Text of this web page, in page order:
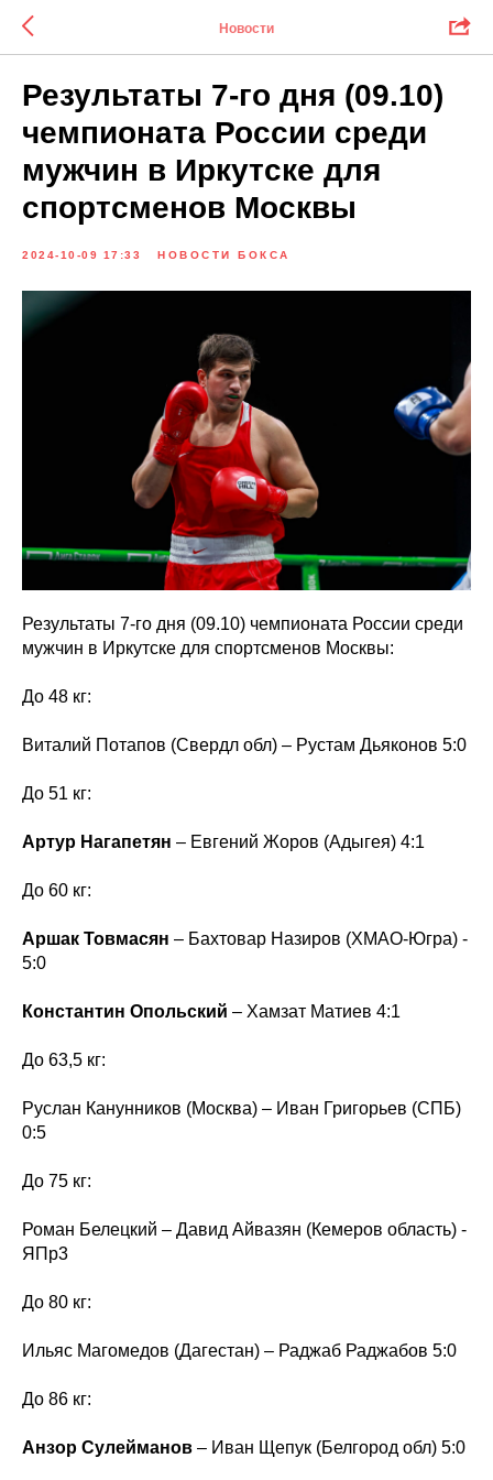
Новости
Результаты 7-го дня (09.10)
чемпионата России среди
мужчин в Иркутске для
спортсменов Москвы
2024-10-09 17:33 НОВОСТИ БОКСА
Результаты 7-го дня (09.10) чемпионата России среди
мужчин в Иркутске для спортсменов Москвы:
До 48 кг:
Виталий Потапов (Свердл обл) – Рустам Дьяконов 5:0
До 51 кг:
Артур Нагапетян – Евгений Жоров (Адыгея) 4:1
До 60 кг:
Аршак Товмасян – Бахтовар Назиров (ХМАО-Югра) -
5:0
Константин Опольский – Хамзат Матиев 4:1
До 63,5 кг:
Руслан Канунников (Москва) – Иван Григорьев (СПБ)
0:5
До 75 кг:
Роман Белецкий – Давид Айвазян (Кемеров область) -
ЯПр3
До 80 кг:
Ильяс Магомедов (Дагестан) – Раджаб Раджабов 5:0
До 86 кг:
Анзор Сулейманов – Иван Щепук (Белгород обл) 5:0